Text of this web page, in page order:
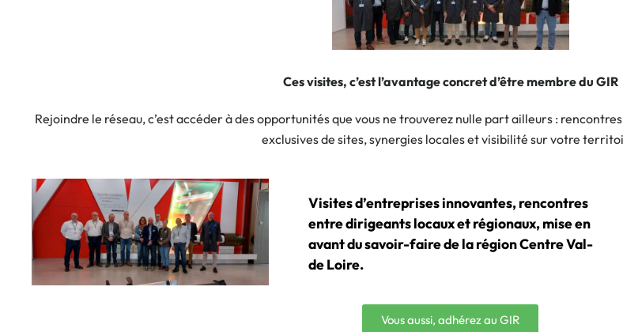
Ces visites, c’est l’avantage concret d’être membre du GIR
Rejoindre le réseau, c’est accéder à des opportunités que vous ne trouverez nulle part ailleurs :
exclusives de sites, synergies locales et visibilité sur votre
Visites d’entreprises innovantes, rencontres
entre dirigeants locaux et régionaux, mise en
avant du savoir-faire de la région Centre Val-
de Loire.
Vous aussi, adhérez au GIR